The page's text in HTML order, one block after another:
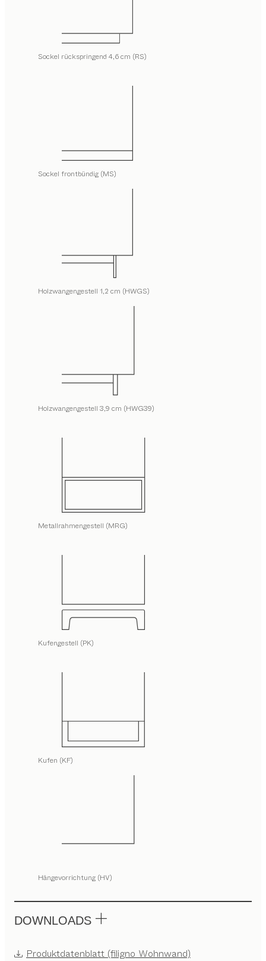
Sockel rückspringend 4,6 cm (RS)
Sockel frontbündig (MS)
Holzwangengestell 1,2 cm (HWGS)
Holzwangengestell 3,9 cm (HWG39)
Metallrahmengestell (MRG)
Kufengestell (PK)
Kufen (KF)
Hängevorrichtung (HV)
DOWNLOADS
Produktdatenblatt (filigno Wohnwand)